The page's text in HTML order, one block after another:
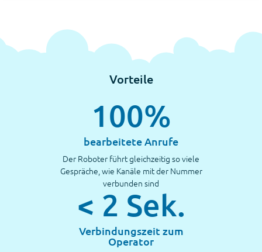
Vorteile
100%
bearbeitete Anrufe
Der Roboter führt gleichzeitig so viele
Gespräche, wie Kanäle mit der Nummer
verbunden sind
< 2 Sek.
Verbindungszeit zum
Operator